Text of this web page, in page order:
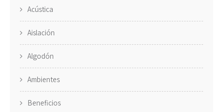
Acústica
Aislación
Algodón
Ambientes
Beneficios